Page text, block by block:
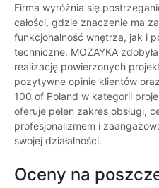
Firma wyróżnia się
całości, gdzie znaczenie ma
funkcjonalność wnętrza, jak i
techniczne. MOZAYKA
realizację powierzonych
pozytywne opinie klientów
100 of Poland w kategorii
oferuje pełen zakres obsługi,
profesjonalizmem i
swojej działalności.
Oceny na